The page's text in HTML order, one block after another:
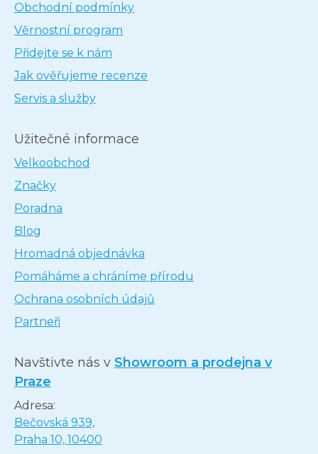
Obchodní podmínky
Věrnostní program
Přidejte se k nám
Jak ověřujeme recenze
Servis a služby
Užitečné informace
Velkoobchod
Značky
Poradna
Blog
Hromadná objednávka
Pomáháme a chráníme přírodu
Ochrana osobních údajů
Partneři
Navštivte nás v Showroom a prodejna v
Praze
Adresa:
Bečovská 939,
Praha 10, 10400